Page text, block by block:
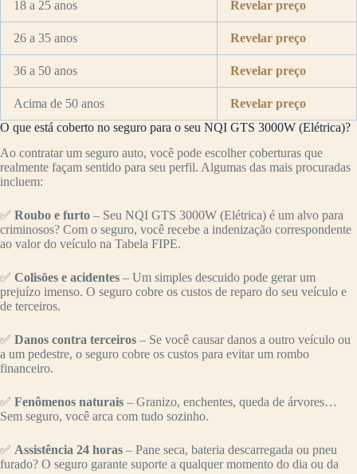
18 a 25 anos Revelar preço
26 a 35 anos Revelar preço
36 a 50 anos Revelar preço
Acima de 50 anos
Revelar preço
O que está coberto no seguro para o seu NQI GTS 3000W (Elétrica)?
Ao contratar um seguro auto, você pode escolher coberturas que
realmente façam sentido para seu perfil. Algumas das mais procuradas
incluem:
✅ Roubo e furto – Seu NQI GTS 3000W (Elétrica) é um alvo para
criminosos? Com o seguro, você recebe a indenização correspondente
ao valor do veículo na Tabela FIPE.
✅ Colisões e acidentes – Um simples descuido pode gerar um
prejuízo imenso. O seguro cobre os custos de reparo do seu veículo e
de terceiros.
✅ Danos contra terceiros – Se você causar danos a outro veículo ou
a um pedestre, o seguro cobre os custos para evitar um rombo
financeiro.
✅ Fenômenos naturais – Granizo, enchentes, queda de árvores…
Sem seguro, você arca com tudo sozinho.
✅ Assistência 24 horas – Pane seca, bateria descarregada ou pneu
furado? O seguro garante suporte a qualquer momento do dia ou da